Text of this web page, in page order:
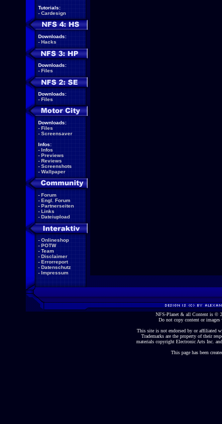
Tutorials:
- Cardesign
Downloads:
- Hacks
Downloads:
- Files
Downloads:
- Files
Downloads:
- Files
- Screensaver
Infos:
- Infos
- Previews
- Reviews
- Screenshots
- Wallpaper
- Forum
- Engl. Forum
- Partnerseiten
- Links
- Dateiupload
- Onlineshop
- POTW
- Team
- Disclaimer
- Errorreport
- Datenschutz
- Impressum
NFS-Planet & all Content is ©
Do not copy content or
This site is not endorsed by or affiliated
Trademarks are the property of their
materials copyright Electronic Arts Inc.
This page has been